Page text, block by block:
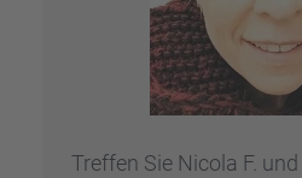
Treffen Sie Nicola F.